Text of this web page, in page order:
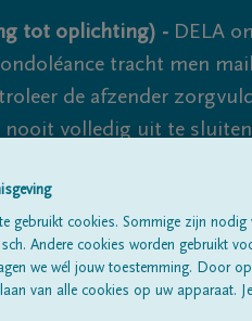
tot oplichting) - DELA
tracht men
de afzender
volledig uit te
gebruikt cookies. Sommige zijn
Andere cookies worden gebruikt
we wél jouw toestemming. Door
van alle cookies op uw apparaat.